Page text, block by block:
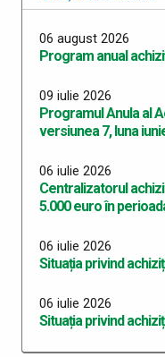
06 august 2026
Program anual
09 iulie 2026
Programul Anula al
versiunea 7, luna
06 iulie 2026
Centralizatorul
5.000 euro în
06 iulie 2026
Situația privind
06 iulie 2026
Situația privind